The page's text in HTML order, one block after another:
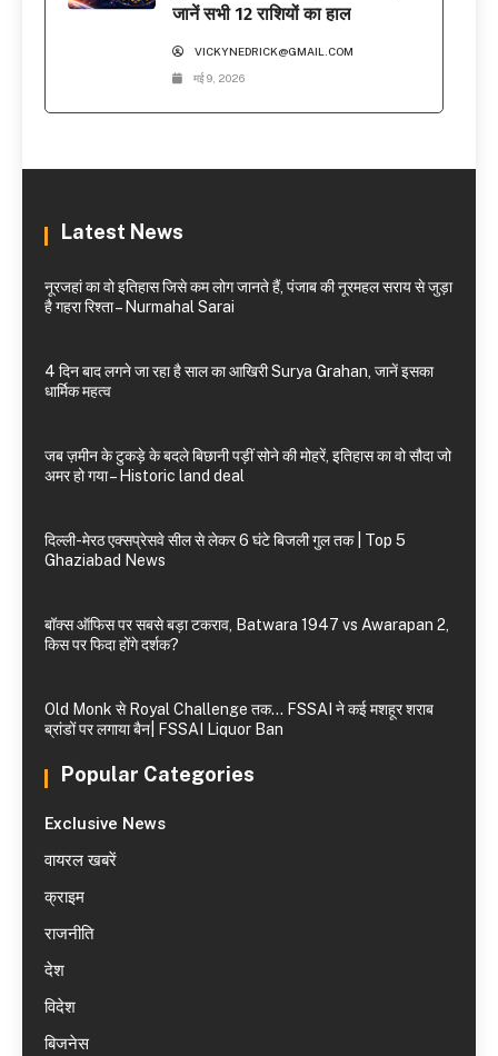
जानें सभी 12 राशियों का हाल
VICKYNEDRICK@GMAIL.COM
मई 9, 2026
Latest News
नूरजहां का वो इतिहास जिसे कम लोग जानते हैं, पंजाब की नूरमहल सराय से जुड़ा
है गहरा रिश्ता – Nurmahal Sarai
4 दिन बाद लगने जा रहा है साल का आखिरी Surya Grahan, जानें इसका
धार्मिक महत्व
जब ज़मीन के टुकड़े के बदले बिछानी पड़ीं सोने की मोहरें, इतिहास का वो सौदा जो
अमर हो गया – Historic land deal
दिल्ली-मेरठ एक्सप्रेसवे सील से लेकर 6 घंटे बिजली गुल तक | Top 5
Ghaziabad News
बॉक्स ऑफिस पर सबसे बड़ा टकराव, Batwara 1947 vs Awarapan 2,
किस पर फिदा होंगे दर्शक?
Old Monk से Royal Challenge तक… FSSAI ने कई मशहूर शराब
ब्रांडों पर लगाया बैन| FSSAI Liquor Ban
Popular Categories
Exclusive News
वायरल खबरें
क्राइम
राजनीति
देश
विदेश
बिजनेस